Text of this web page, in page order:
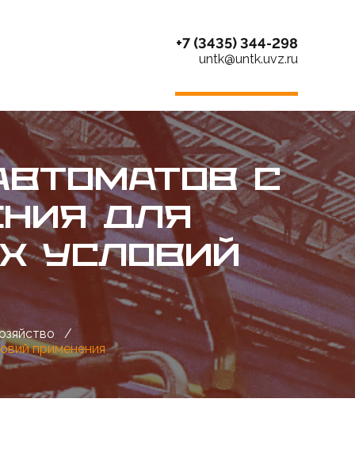
+7 (3435) 344-298
untk@untk.uvz.ru
С
ДЛЯ
УСЛОВИЙ
/
применения